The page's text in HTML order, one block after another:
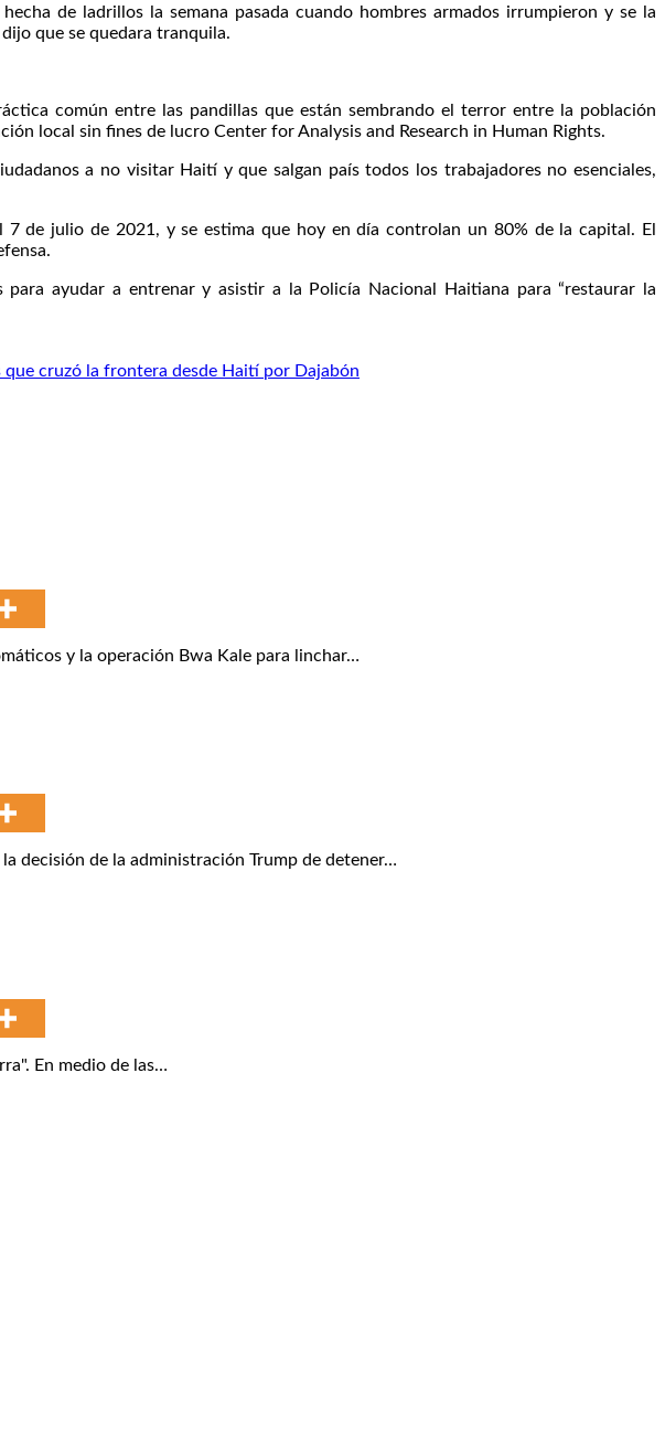
de ladrillos la semana pasada cuando hombres armados irrumpieron y se la
que se quedara tranquila.
común entre las pandillas que están sembrando el terror entre la población
local sin fines de lucro Center for Analysis and Research in Human Rights.
a no visitar Haití y que salgan país todos los trabajadores no esenciales,
de julio de 2021, y se estima que hoy en día controlan un 80% de la capital. El
ayudar a entrenar y asistir a la Policía Nacional Haitiana para “restaurar la
cruzó la frontera desde Haití por Dajabón
y la operación Bwa Kale para linchar…
decisión de la administración Trump de detener…
En medio de las…